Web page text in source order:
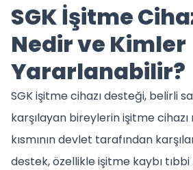
SGK İşitme
Nedir ve Kimler
Yararlanabilir?
SGK işitme cihazı desteği, belirli
karşılayan bireylerin işitme
kısmının devlet tarafından
destek, özellikle işitme kaybı